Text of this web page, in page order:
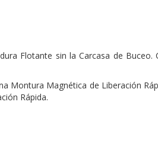
Flotante sin la Carcasa de Buceo.
Montura Magnética de Liberación
Rápida.